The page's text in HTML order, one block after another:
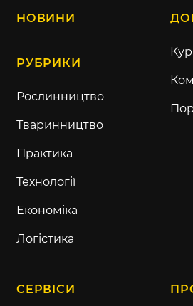
НОВИНИ
РУБРИКИ
Рослинництво
Тваринництво
Практика
Технології
Економіка
Логістика
СЕРВІСИ